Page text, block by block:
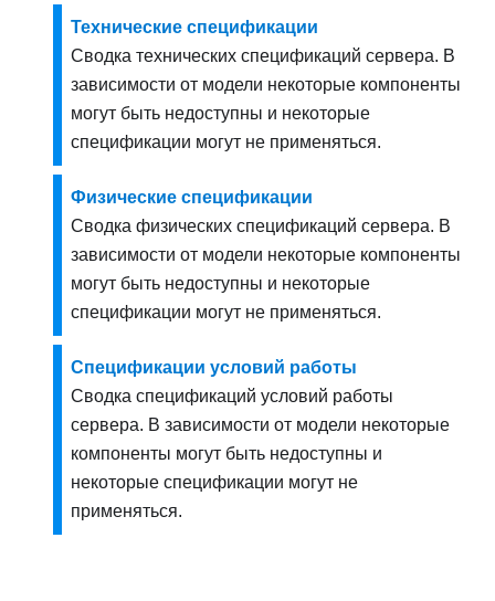
Технические спецификации
Сводка технических спецификаций сервера. В
зависимости от модели некоторые компоненты
могут быть недоступны и некоторые
спецификации могут не применяться.
Физические спецификации
Сводка физических спецификаций сервера. В
зависимости от модели некоторые компоненты
могут быть недоступны и некоторые
спецификации могут не применяться.
Спецификации условий работы
Сводка спецификаций условий работы
сервера. В зависимости от модели некоторые
компоненты могут быть недоступны и
некоторые спецификации могут не
применяться.